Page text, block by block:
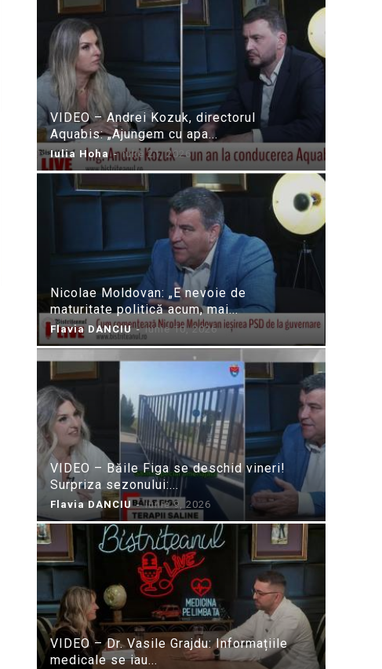
VIDEO – Andrei Kozuk, directorul
Aquabis: „Ajungem cu apa...
Iulia Hoha - iulie 21, 2026
Nicolae Moldovan: „E nevoie de
maturitate politică acum, mai...
Flavia DANCIU - iunie 10, 2026
VIDEO – Băile Figa se deschid vineri!
Surpriza sezonului:...
Flavia DANCIU - iunie 9, 2026
VIDEO – Dr. Vasile Grajdu: Informațiile
medicale se iau...